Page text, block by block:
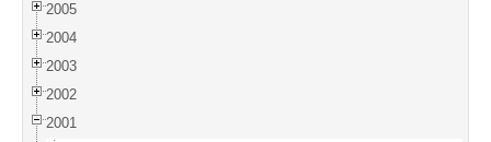
2005
2004
2003
2002
2001